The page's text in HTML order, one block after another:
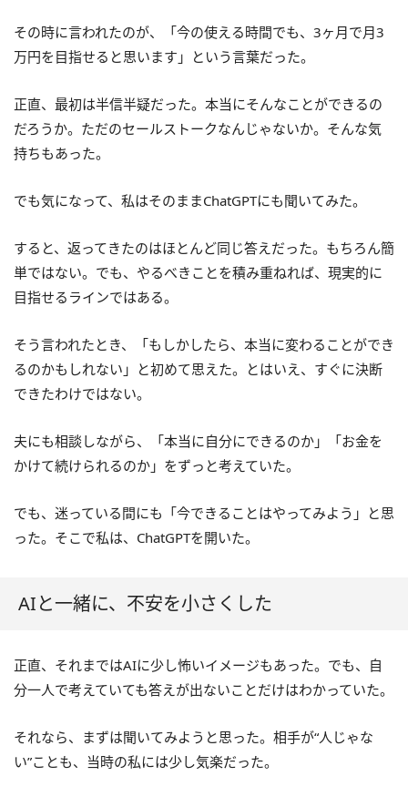
その時に言われたのが、「今の使える時間でも、3ヶ月で月3
万円を目指せると思います」という言葉だった。
正直、最初は半信半疑だった。本当にそんなことができるの
だろうか。ただのセールストークなんじゃないか。そんな気
持ちもあった。
でも気になって、私はそのままChatGPTにも聞いてみた。
すると、返ってきたのはほとんど同じ答えだった。もちろん簡
単ではない。でも、やるべきことを積み重ねれば、現実的に
目指せるラインではある。
そう言われたとき、「もしかしたら、本当に変わることができ
るのかもしれない」と初めて思えた。とはいえ、すぐに決断
できたわけではない。
夫にも相談しながら、「本当に自分にできるのか」「お金を
かけて続けられるのか」をずっと考えていた。
でも、迷っている間にも「今できることはやってみよう」と思
った。そこで私は、ChatGPTを開いた。
AIと一緒に、不安を小さくした
正直、それまではAIに少し怖いイメージもあった。でも、自
分一人で考えていても答えが出ないことだけはわかっていた。
それなら、まずは聞いてみようと思った。相手が“人じゃな
い”ことも、当時の私には少し気楽だった。